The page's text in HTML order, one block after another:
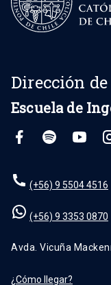
Dirección
Escuela de
(+56) 9 5504 4516
(+56) 9 3353 0870
Avda. Vicuña
¿Cómo llegar?